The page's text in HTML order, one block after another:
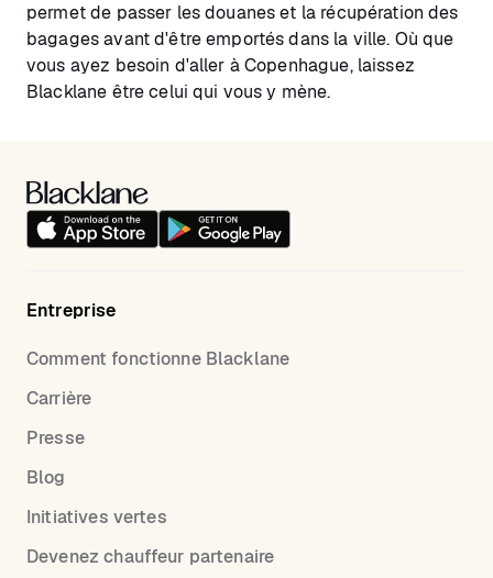
permet de passer les douanes et la récupération des
bagages avant d'être emportés dans la ville. Où que
vous ayez besoin d'aller à Copenhague, laissez
Blacklane être celui qui vous y mène.
Entreprise
Comment fonctionne Blacklane
Carrière
Presse
Blog
Initiatives vertes
Devenez chauffeur partenaire